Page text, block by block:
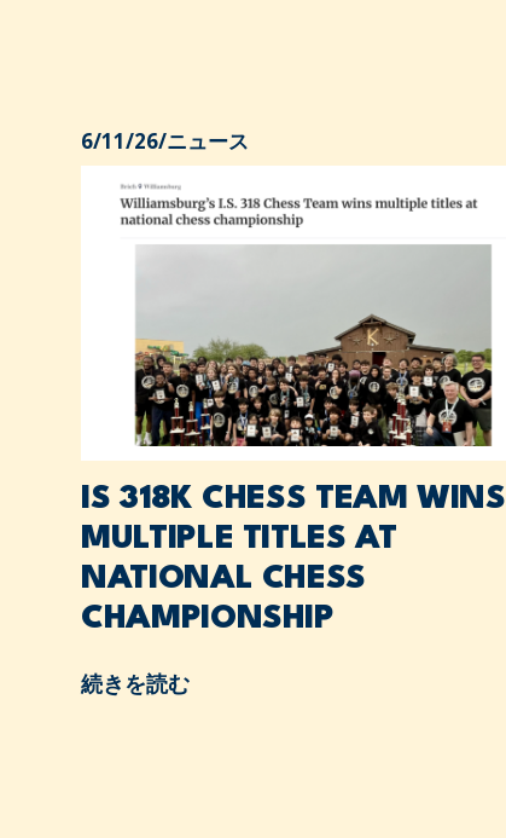
6/11/26/ニュース
IS 318K CHESS TEAM WINS
MULTIPLE TITLES AT
NATIONAL CHESS
CHAMPIONSHIP
続きを読む